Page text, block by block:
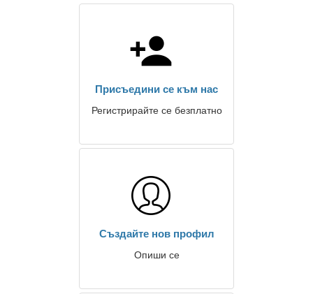
Присъедини се към нас
Регистрирайте се безплатно
Създайте нов профил
Опиши се